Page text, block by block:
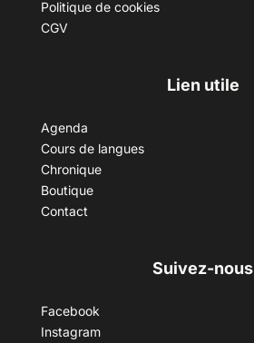
Politique de cookies
CGV
Lien utile
Agenda
Cours de langues
Chronique
Boutique
Contact
Suivez-nous
Facebook
Instagram